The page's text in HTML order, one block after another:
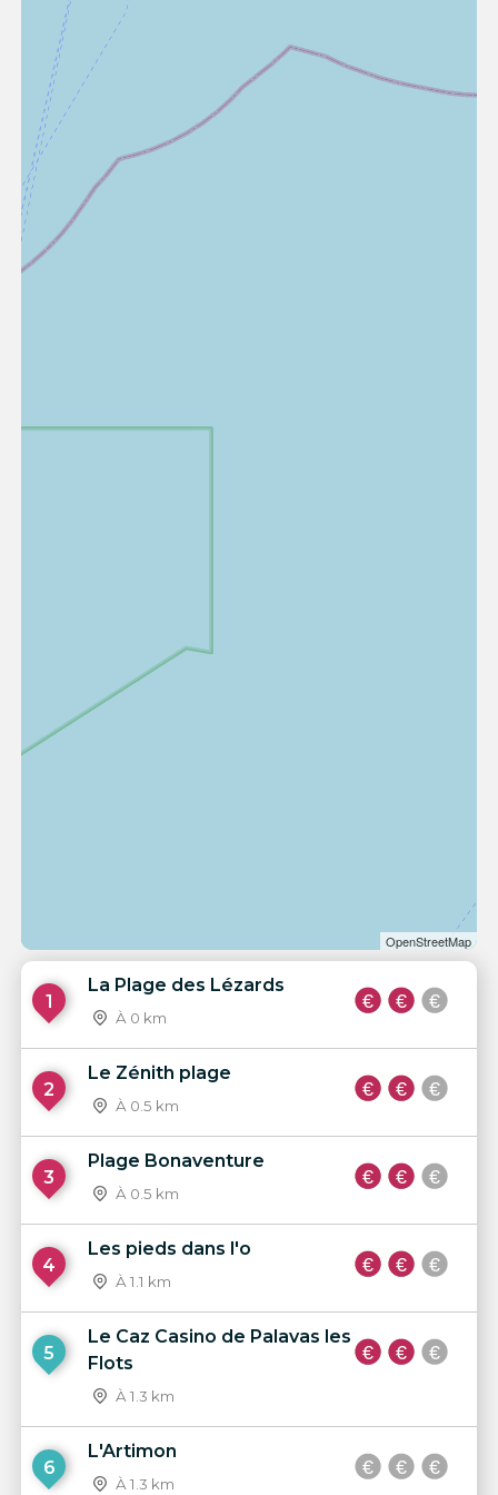
OpenStreetMap
1
La Plage des Lézards
À 0 km
2
Le Zénith plage
À 0.5 km
3
Plage Bonaventure
À 0.5 km
4
Les pieds dans l'o
À 1.1 km
5
Le Caz Casino de Palavas les
Flots
À 1.3 km
6
L'Artimon
À 1.3 km